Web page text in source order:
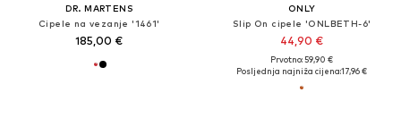
DR. MARTENS
Cipele na vezanje '1461'
185,00 €
ONLY
Slip On cipele 'ONLBETH-6'
44,90 €
Prvotno: 59,90 €
Posljednja najniža cijena:17,96 €